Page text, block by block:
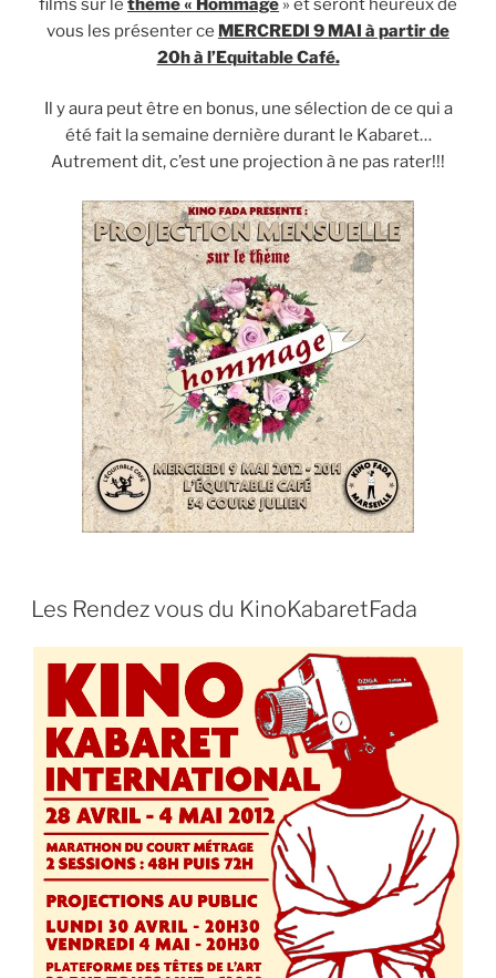
films sur le thème « Hommage » et seront heureux de
vous les présenter ce MERCREDI 9 MAI à partir de
20h à l’Equitable Café.
Il y aura peut être en bonus, une sélection de ce qui a
été fait la semaine dernière durant le Kabaret…
Autrement dit, c’est une projection à ne pas rater!!!
PUBLIÉ
LE
Les Rendez vous du KinoKabaretFada